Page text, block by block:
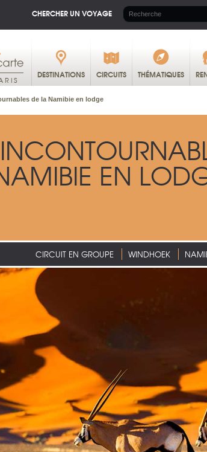
CHERCHER UN VOYAGE
DESTINATIONS CIRCUITS THÉMATIQUES
de la Namibie en lodge
EN
CIRCUIT EN GROUPE WINDHOEK